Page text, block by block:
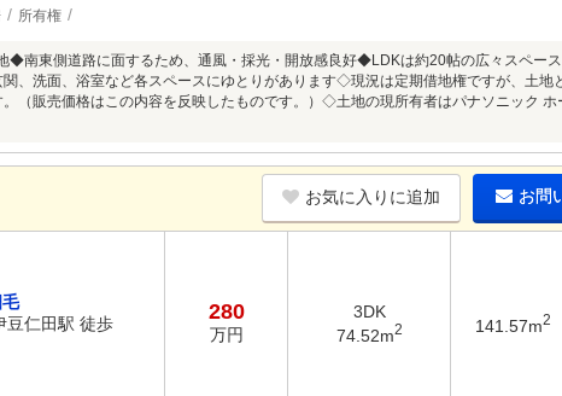
所有権
◆南東側道路に面するため、通風・採光・開放感良好◆LDKは約20帖の広々スペー
、洗面、浴室など各スペースにゆとりがあります◇現況は定期借地権ですが、土地
（販売価格はこの内容を反映したものです。）◇土地の現所有者はパナソニック ホ
お気に入りに追加 お問
豆仁田駅 徒歩
280
万円
3DK
74.52m2 141.57m2